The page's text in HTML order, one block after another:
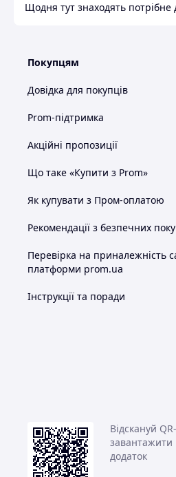
Щодня тут знаходять потрібне
Покупцям
Довідка для покупців
Prom-підтримка
Акційні пропозиції
Що таке «Купити з Prom»
Як купувати з Пром-оплатою
Рекомендації з безпечних
Перевірка на приналежність
платформи prom.ua
Інструкції та поради
Відскануй
завантажити
додаток